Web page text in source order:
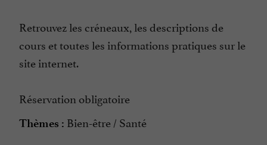
Retrouvez les créneaux, les descriptions de
cours et toutes les informations pratiques sur le
site internet.
Réservation obligatoire
Thèmes : Bien-être / Santé